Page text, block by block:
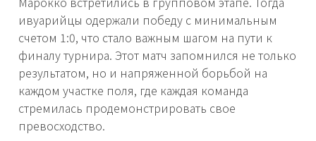
ивуарийцы одержали победу с минимальным
счетом 1:0, что стало важным шагом на пути к
финалу турнира. Этот матч запомнился не только
результатом, но и напряженной борьбой на
каждом участке поля, где каждая команда
стремилась продемонстрировать свое
превосходство.